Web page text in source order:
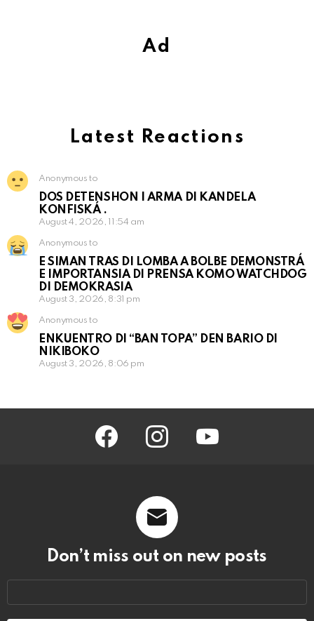
Ad
Latest Reactions
Anonymous to
DOS DETENSHON I ARMA DI KANDELA
KONFISKÁ .
August 4, 2026, 11:54 am
Anonymous to
E SIMAN TRAS DI LOMBA A BOLBE DEMONSTRÁ
E IMPORTANSIA DI PRENSA KOMO WATCHDOG
DI DEMOKRASIA
August 3, 2026, 8:31 pm
Anonymous to
ENKUENTRO DI “BAN TOPA” DEN BARIO DI
NIKIBOKO
August 3, 2026, 8:06 pm
facebook instagram youtube
Don’t miss out on new posts